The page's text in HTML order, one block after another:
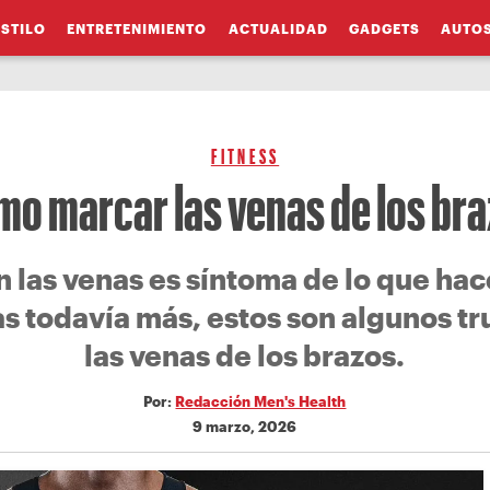
ENTRETENIMIENTO ACTUALIDAD GADGETS
FITNESS
marcar las venas de los
las venas es síntoma de lo que
todavía más, estos son algunos
las venas de los brazos.
Por:Redacción Men's Health
9 marzo, 2026